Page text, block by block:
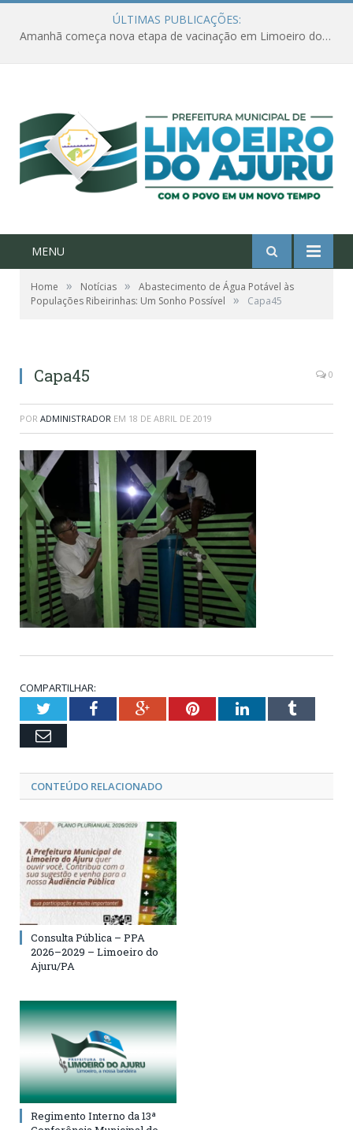
ÚLTIMAS PUBLICAÇÕES:
Amanhã começa nova etapa de vacinação em Limoeiro do Ajuru para idosos com 65 ou mais
MENU
Home » Notícias »
Abastecimento de Água Potável às
Populações Ribeirinhas: Um Sonho Possível
» Capa45
Capa45 0
POR ADMINISTRADOR EM 18 DE ABRIL DE 2019
COMPARTILHAR:
TwitterFacebookGoogle+PinterestLinkedInTumblr
Email
CONTEÚDO RELACIONADO
Consulta Pública – PPA
2026–2029 – Limoeiro do
Ajuru/PA
Regimento Interno da 13ª